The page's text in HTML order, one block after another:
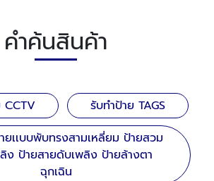
คำค้นสินค้า
รับทำป้าย TAGS
ยเเบบพับทรงสามเหลี่ยม ป้ายสวม
ง ป้ายสายดับเพลิง ป้ายล้างตา
ฉุกเฉิน